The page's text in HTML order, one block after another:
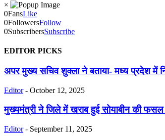
×
0FansLike
0FollowersFollow
0SubscribersSubscribe
EDITOR PICKS
अपर मुख्य सचिव शुक्ला ने बताया- मध्य प्रदेश में
Editor - October 12, 2025
मुख्यमंत्री ने जिले में खराब हुई सोयाबीन की फसल
Editor - September 11, 2025